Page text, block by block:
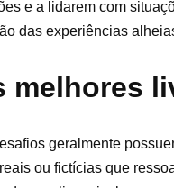
e a lidarem com
das experiências
melhores
geralmente
ou fictícias que